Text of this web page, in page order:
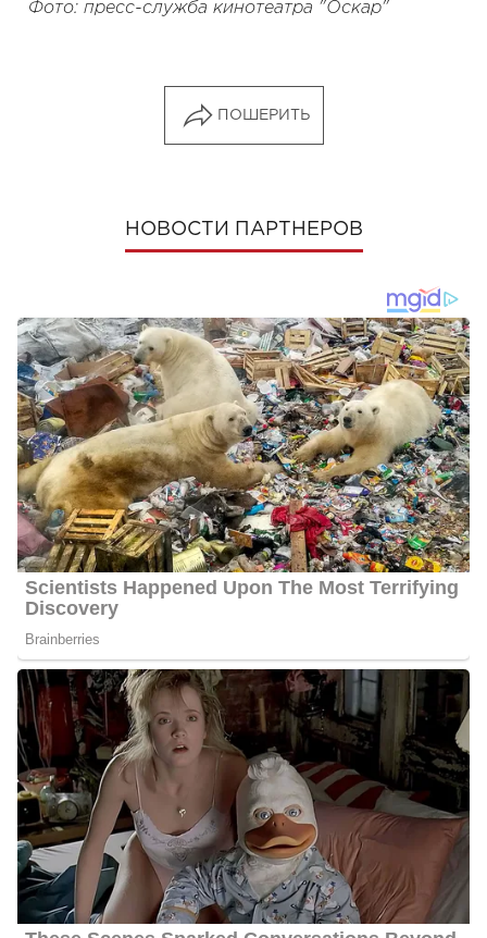
Фото: пресс-служба кинотеатра "Оскар"
ПОШЕРИТЬ
НОВОСТИ ПАРТНЕРОВ